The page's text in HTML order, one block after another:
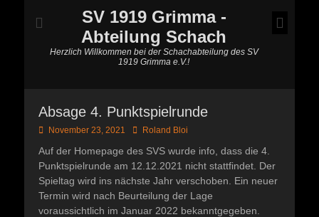
SV 1919 Grimma -
Abteilung Schach
Herzlich Willkommen bei der Schachabteilung des SV
1919 Grimma e.V.!
Absage 4. Punktspielrunde
Posted
November 23, 2021 AutorRoland Bloi
Auf der Homepage des SVS wurde info, dass die 4.
Punktspielrunde am 12.12.2021 nicht stattfindet. Der
Spieltag wird ins nächste Jahr verschoben. Ein neuer
Termin wird nach Beurteilung der Lage
voraussichtlich im Januar 2022 bekanntgegeben.